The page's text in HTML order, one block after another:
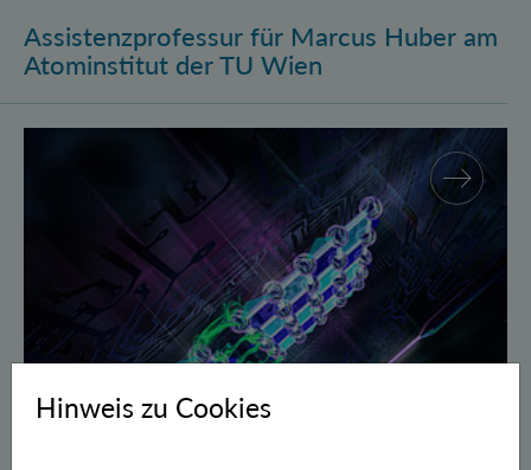
Assistenzprofessur für Marcus Huber am
Atominstitut der TU Wien
Gegen Fehler geschützte Quantenbits verschränkt
Hinweis zu Cookies